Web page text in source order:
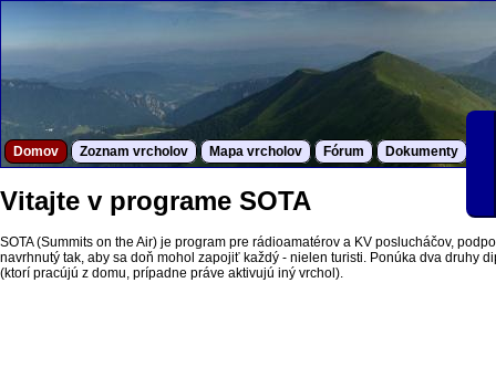
Domov Zoznam vrcholov Mapa vrcholov Fórum Dokumenty
Vitajte v programe SOTA
SOTA (Summits on the Air) je program pre rádioamatérov a KV poslucháčov,
navrhnutý tak, aby sa doň mohol zapojiť každý - nielen turisti. Ponúka dva druhy
(ktorí pracújú z domu, prípadne práve aktivujú iný vrchol).